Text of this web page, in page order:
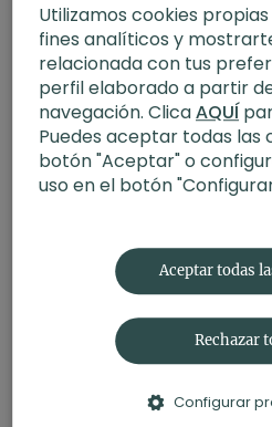
Utilizamos cookies
fines analíticos y
relacionada con tus
perfil elaborado a partir
navegación. ClicaAQUÍ
Puedes aceptar todas las
botón "Aceptar" o
uso en el botón
Aceptar todas
Rechazar
Configurar